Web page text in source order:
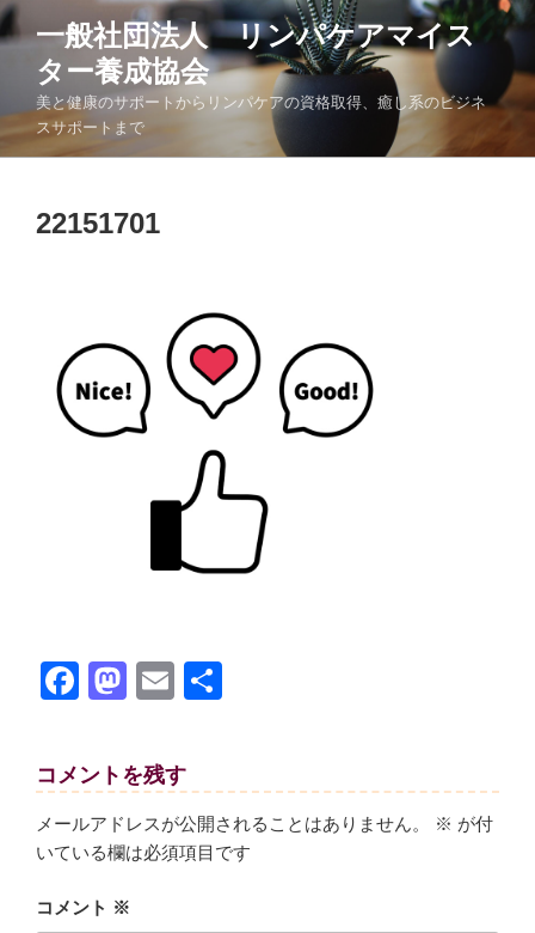
コ
ン
へ
一般社団法人 リンパケアマイス
ター養成協会
美と健康のサポートからリンパケアの資格取得、癒し系のビジネ
スサポートまで
22151701
F
c
e
b
o
o
M
st
o
d
o
n
E
ail
コメントを残す
メールアドレスが公開されることはありません。 ※ が付
いている欄は必須項目です
コメント ※